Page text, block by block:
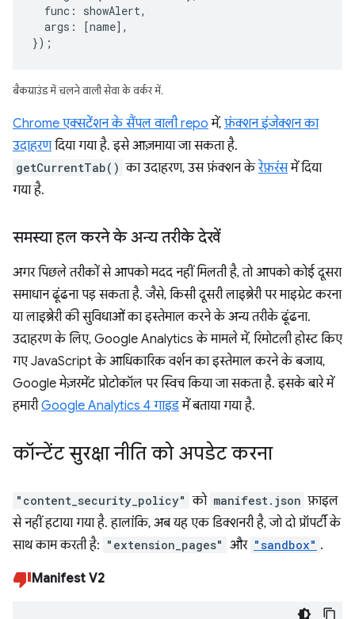
func : showAlert,
args : [name],
});
बैकग्राउंड में चलने वाली सेवा के वर्कर में.
Chrome एक्सटेंशन के सैंपल वाली repo में, फ़ंक्शन इंजेक्शन का
उदाहरणदिया गया है. इसे आज़माया जा सकता है.
getCurrentTab() का उदाहरण, उस फ़ंक्शन केरेफ़रंसमें दिया
गया है.
समस्या हल करने के अन्य तरीके देखें
अगर पिछले तरीकों से आपको मदद नहीं मिलती है, तो आपको कोई दूसरा
समाधान ढूंढना पड़ सकता है. जैसे, किसी दूसरी लाइब्रेरी पर माइग्रेट करना
या लाइब्रेरी की सुविधाओं का इस्तेमाल करने के अन्य तरीके ढूंढना.
उदाहरण के लिए, Google Analytics के मामले में, रिमोटली होस्ट किए
गए JavaScript के आधिकारिक वर्शन का इस्तेमाल करने के बजाय,
Google मेज़रमेंट प्रोटोकॉल पर स्विच किया जा सकता है. इसके बारे में
हमारीGoogle Analytics 4 गाइडमें बताया गया है.
कॉन्टेंट सुरक्षा नीति को अपडेट करना
"content_security_policy" को manifest.json फ़ाइल
से नहीं हटाया गया है. हालांकि, अब यह एक डिक्शनरी है, जो दो प्रॉपर्टी के
साथ काम करती है: "extension_pages" और "sandbox" .
Manifest V2